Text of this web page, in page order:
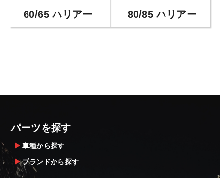
60/65 ハリアー 80/85 ハリアー
パーツを探す
車種から探す
ブランドから探す